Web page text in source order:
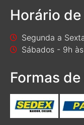
Horário
Segunda a
Sábados - 9h
Formas